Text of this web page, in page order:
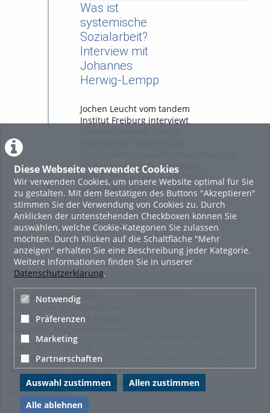
Diese Webseite verwendet Cookies
Wir verwenden Cookies, um unsere Website optimal für Sie
zu gestalten. Mit dem Bestätigen des Buttons "Akzeptieren"
stimmen Sie der Verwendung von Cookies zu. Durch
Anklicken der untenstehenden Checkboxen können Sie
auswählen, welche Cookie-Kategorien Sie zulassen
möchten. Durch Klicken auf die Schaltfläche "Mehr
anzeigen" erhalten Sie eine Beschreibung jeder Kategorie.
Weitere Informationen finden Sie in unserer
Datenschutzerklärung.
Notwendig
Präferenzen
Marketing
Partnerschaften
Auswahl zustimmen
Allen zustimmen
Alle ablehnen
Was ist
systemische
Sozialarbeit?
Interview mit
Johannes
Herwig-Lempp
Jochen Leucht vom tandem
Institut Freiburg interviewt
an der Hochschule Merseburg,
im Juli 2019 zu der Frage "Was ist
systemische Sozialarbeit?".
Das Medienportal der
Hochschule Merseburg dient
zur Verwaltung und Ablage
Wenn Sie Fragen zur
Verwendung des
Medienportals haben, stellen
Sie bitte eine Supportanfrage
anmedien@hs-
merseburg.de.
das Medienportal (PDF)
Sitemap